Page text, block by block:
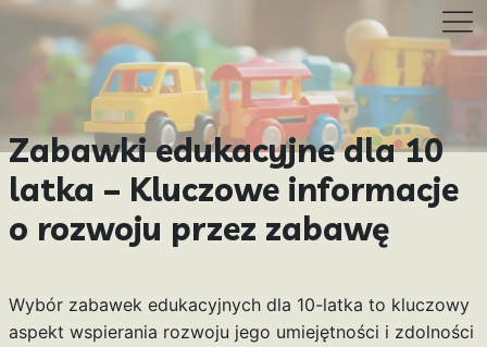
Zabawki edukacyjne dla 10
latka – Kluczowe informacje
o rozwoju przez zabawę
Wybór zabawek edukacyjnych dla 10-latka to kluczowy
aspekt wspierania rozwoju jego umiejętności i zdolności